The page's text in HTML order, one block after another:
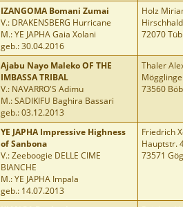
IZANGOMA Bomani Zumai
V.: DRAKENSBERG Hurricane
M.: YE JAPHA Gaia Xolani
geb.: 30.04.2016
Holz
72070
Ajabu Nayo Maleko OF THE
IMBASSA TRIBAL
V.: NAVARRO'S Adimu
M.: SADIKIFU Baghira Bassari
geb.: 03.12.2013
Thaler
73560
YE JAPHA Impressive Highness
of Sanbona
V.: Zeeboogie DELLE CIME
BIANCHE
M.: YE JAPHA Impala
geb.: 14.07.2013
Friedrich
Hauptstr.
73571